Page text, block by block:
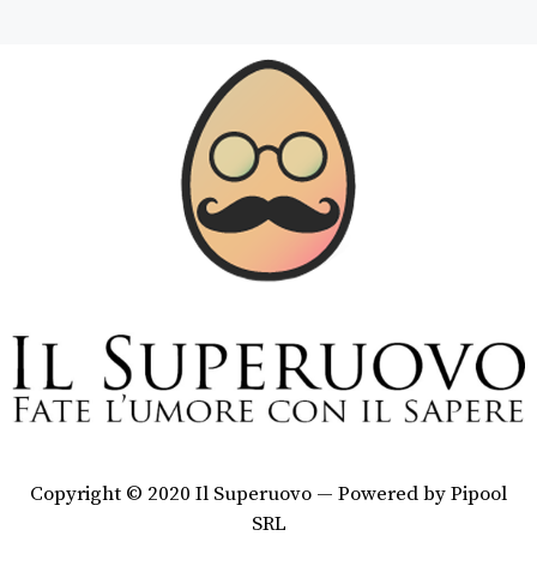
Copyright © 2020 Il Superuovo — Powered by Pipool
SRL